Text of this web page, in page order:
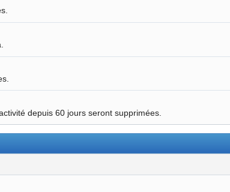
depuis 60 jours seront supprimées.